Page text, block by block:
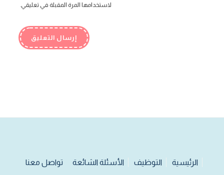
لاستخدامها المرة المقبلة في تعليقي.
الرئيسية التوظيف الأسئلة الشائعة تواصل معنا